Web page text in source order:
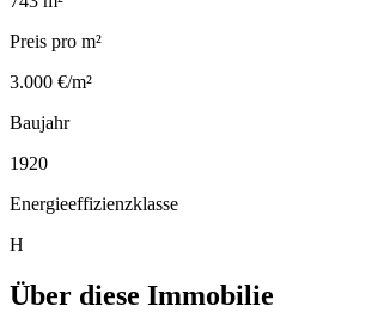
Preis pro m²
3.000 €/m²
Baujahr
1920
Energieeffizienzklasse
H
Über diese Immobilie